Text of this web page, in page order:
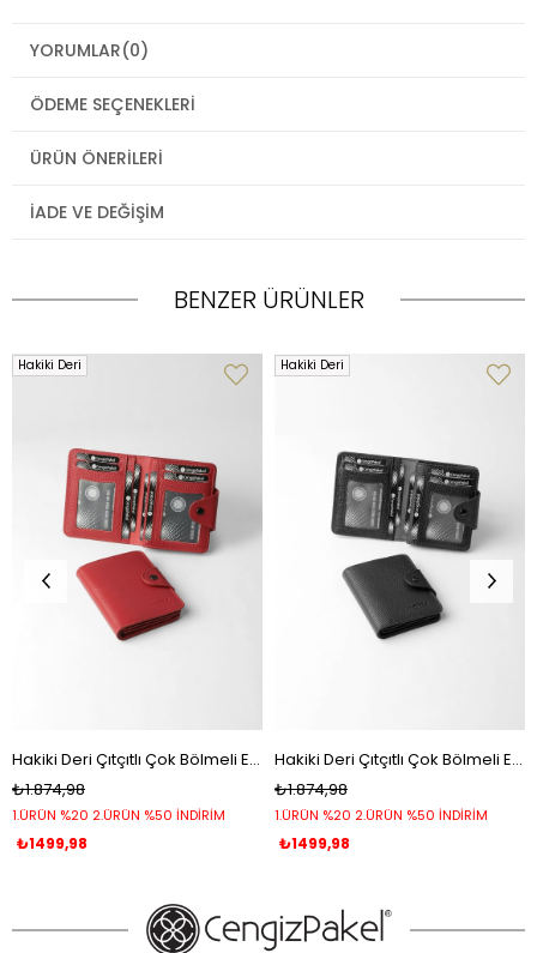
YORUMLAR(0)
ÖDEME SEÇENEKLERI
ÜRÜN ÖNERILERI
İADE VE DEĞIŞIM
BENZER ÜRÜNLER
Hakiki Deri Çıtçıtlı Çok Bölmeli Erkek Cüzdan - 13632 - Kırmızı
₺1.874,98
1.ÜRÜN %20 2.ÜRÜN %50 İNDİRİM
₺1499,98
Hakiki Deri
Hakiki Deri Çıtçıtlı Çok Bölmeli Erkek Cüzdan - 13632 - Siyah
₺1.874,98
1.ÜRÜN %20 2.ÜRÜN %50 İNDİRİM
₺1499,98
Hakiki Deri